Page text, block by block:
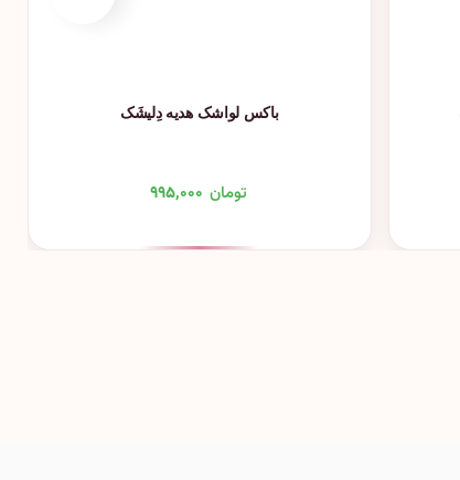
باکس لواشک هدیه دِلیشَک
۹۹۵,۰۰۰ تومان